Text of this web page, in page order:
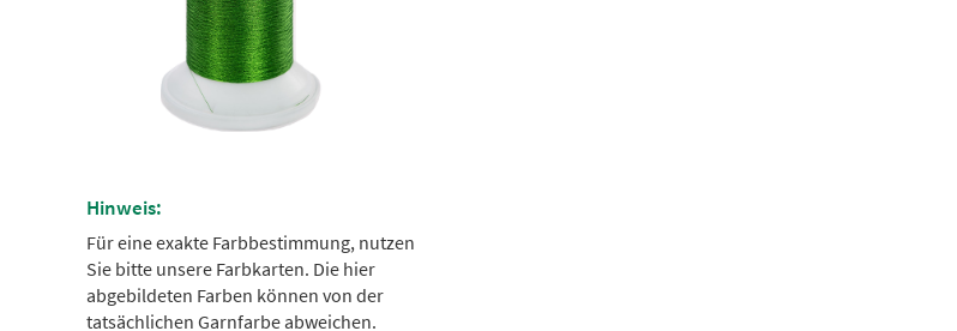
Hinweis:
Für eine exakte Farbbestimmung, nutzen
Sie bitte unsere Farbkarten. Die hier
abgebildeten Farben können von der
tatsächlichen Garnfarbe abweichen.